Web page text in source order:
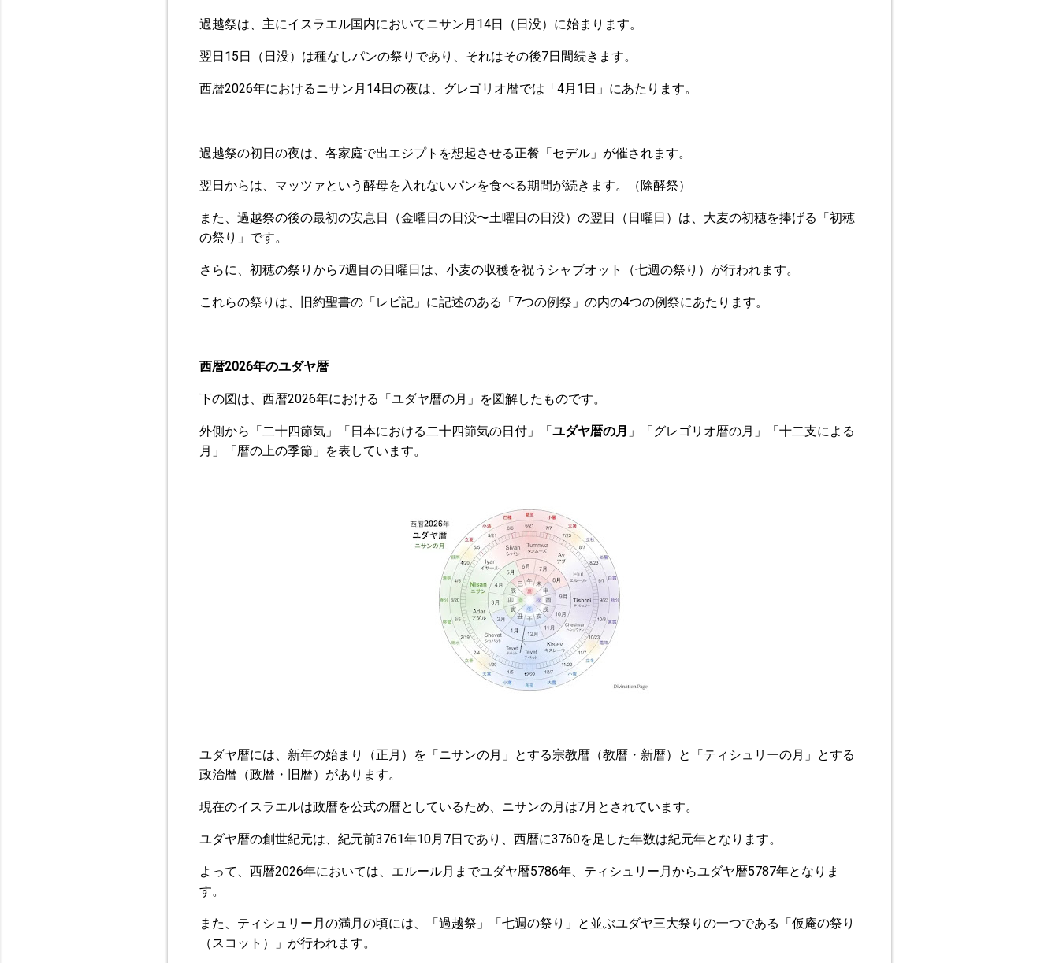
過越祭は、主にイスラエル国内においてニサン月14日（日没）に始まります。
翌日15日（日没）は種なしパンの祭りであり、それはその後7日間続きます。
西暦2026年におけるニサン月14日の夜は、グレゴリオ暦では「4月1日」にあたります。
過越祭の初日の夜は、各家庭で出エジプトを想起させる正餐「セデル」が催されます。
翌日からは、マッツァという酵母を入れないパンを食べる期間が続きます。（除酵祭）
また、過越祭の後の最初の安息日（金曜日の日没〜土曜日の日没）の翌日（日曜日）は、大麦の初穂を捧げる「初穂
の祭り」です。
さらに、初穂の祭りから7週目の日曜日は、小麦の収穫を祝うシャブオット（七週の祭り）が行われます。
これらの祭りは、旧約聖書の「レビ記」に記述のある「7つの例祭」の内の4つの例祭にあたります。
西暦2026年のユダヤ暦
下の図は、西暦2026年における「ユダヤ暦の月」を図解したものです。
外側から「二十四節気」「日本における二十四節気の日付」「ユダヤ暦の月 」「グレゴリオ暦の月」「十二支による
月」「暦の上の季節」を表しています。
ユダヤ暦には、新年の始まり（正月）を「ニサンの月」とする宗教暦（教暦・新暦）と「ティシュリーの月」とする
政治暦（政暦・旧暦）があります。
現在のイスラエルは政暦を公式の暦としているため、ニサンの月は7月とされています。
ユダヤ暦の創世紀元は、紀元前3761年10月7日であり、西暦に3760を足した年数は紀元年となります。
よって、西暦2026年においては、エルール月までユダヤ暦5786年、ティシュリー月からユダヤ暦5787年となりま
す。
また、ティシュリー月の満月の頃には、「過越祭」「七週の祭り」と並ぶユダヤ三大祭りの一つである「仮庵の祭り
（スコット）」が行われます。